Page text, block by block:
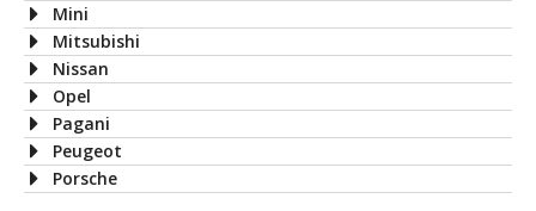
Mini
Mitsubishi
Nissan
Opel
Pagani
Peugeot
Porsche